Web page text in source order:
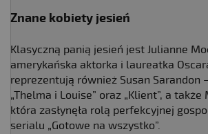
Znane kobiety jesień
Klasyczną panią jesień jest Julianne
amerykańska aktorka i laureatka
reprezentują również Susan Sarandon
„Thelma i Louise” oraz „Klient”, a także
która zasłynęła rolą perfekcyjnej
serialu „Gotowe na wszystko”.